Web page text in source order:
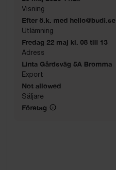
Visning
Efter ö.k. med hello@budi.se
Utlämning
Fredag 22 maj kl. 08 till 13
Adress
Linta Gårdsväg 5A Bromma
Export
Not allowed
Säljare
Företag